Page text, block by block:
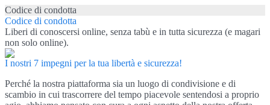
Codice di condotta
Codice di condotta
Liberi di conoscersi online, senza tabù e in tutta sicurezza (e magari
non solo online).
I nostri 7 impegni per la tua libertà e sicurezza!
Perché la nostra piattaforma sia un luogo di condivisione e di
scambio in cui trascorrere del tempo piacevole sentendosi a proprio